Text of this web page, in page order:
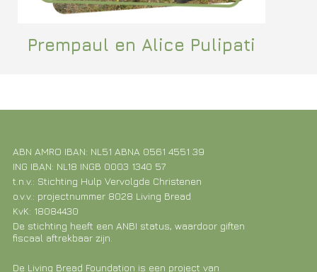
Prempaul en Alice Pulipati
ABN AMRO IBAN: NL51 ABNA 0561 4551 39
ING IBAN: NL18 INGB 0003 1340 57
t.n.v.: Stichting Hulp Vervolgde Christenen
o.v.v.: projectnummer 8028 Living Bread
KvK: 18084430
De stichting heeft een ANBI status, waardoor giften
fiscaal aftrekbaar zijn.
De Living Bread Foundation is een project van